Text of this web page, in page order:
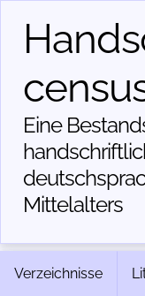
Eine
Mittelalters
Verzeichnisse